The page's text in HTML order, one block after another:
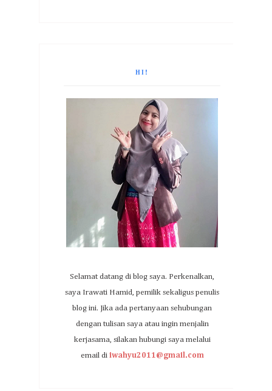
HI!
Selamat datang di blog saya. Perkenalkan,
saya Irawati Hamid, pemilik sekaligus penulis
blog ini. Jika ada pertanyaan sehubungan
dengan tulisan saya atau ingin menjalin
kerjasama, silakan hubungi saya melalui
email di iwahyu2011@gmail.com